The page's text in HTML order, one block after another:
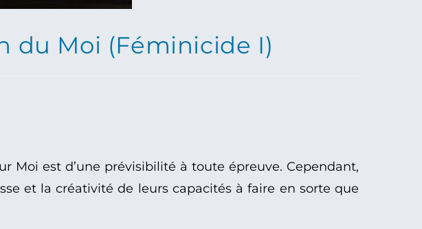
du Moi (Féminicide I)
Moi est d’une prévisibilité à toute épreuve. Cependant,
et la créativité de leurs capacités à faire en sorte que